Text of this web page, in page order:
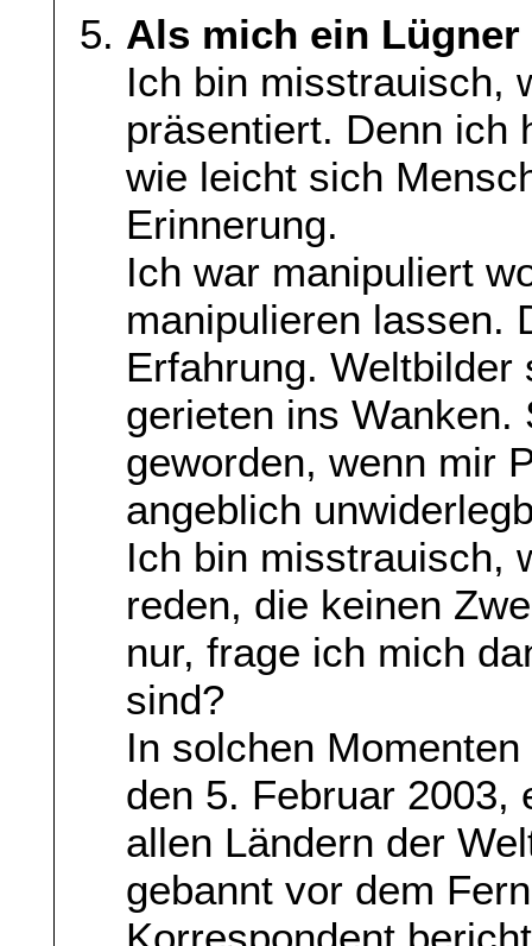
Als mich ein Lügner
Ich bin misstrauisch,
präsentiert. Denn ich
wie leicht sich
Erinnerung.
Ich war manipuliert
manipulieren lassen.
Erfahrung.
gerieten ins
geworden, wenn mir
angeblich
Ich bin misstrauisch,
reden, die keinen
nur, frage ich mich
sind?
In solchen
den 5. Februar 2003,
allen Ländern der
gebannt vor dem